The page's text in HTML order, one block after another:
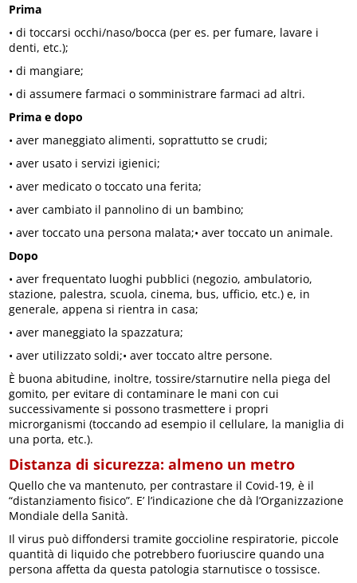
Prima
• di toccarsi occhi/naso/bocca (per es. per fumare, lavare i
denti, etc.);
• di mangiare;
• di assumere farmaci o somministrare farmaci ad altri.
Prima e dopo
• aver maneggiato alimenti, soprattutto se crudi;
• aver usato i servizi igienici;
• aver medicato o toccato una ferita;
• aver cambiato il pannolino di un bambino;
• aver toccato una persona malata;• aver toccato un animale.
Dopo
• aver frequentato luoghi pubblici (negozio, ambulatorio,
stazione, palestra, scuola, cinema, bus, ufficio, etc.) e, in
generale, appena si rientra in casa;
• aver maneggiato la spazzatura;
• aver utilizzato soldi;• aver toccato altre persone.
È buona abitudine, inoltre, tossire/starnutire nella piega del
gomito, per evitare di contaminare le mani con cui
successivamente si possono trasmettere i propri
microrganismi (toccando ad esempio il cellulare, la maniglia di
una porta, etc.).
Distanza di sicurezza: almeno un metro
Quello che va mantenuto, per contrastare il Covid-19, è il
“distanziamento fisico”. E’ l’indicazione che dà l’Organizzazione
Mondiale della Sanità.
Il virus può diffondersi tramite goccioline respiratorie, piccole
quantità di liquido che potrebbero fuoriuscire quando una
persona affetta da questa patologia starnutisce o tossisce.